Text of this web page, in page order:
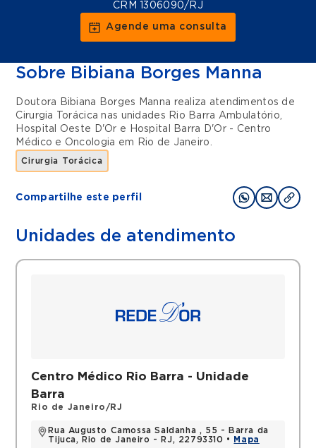
CRM 1306090/RJ
Agende uma consulta
Sobre Bibiana Borges Manna
Doutora Bibiana Borges Manna realiza atendimentos de
Cirurgia Torácica nas unidades Rio Barra Ambulatório,
Hospital Oeste D'Or e
Hospital Barra D'Or - Centro
Médico e Oncologia em Rio de Janeiro.
Cirurgia Torácica
Compartilhe este perfil
Unidades de atendimento
Centro Médico Rio Barra - Unidade
Barra
Rio de Janeiro/RJ
Rua Augusto Camossa Saldanha , 55 - Barra da
Tijuca, Rio de Janeiro - RJ, 22793310 •
Mapa